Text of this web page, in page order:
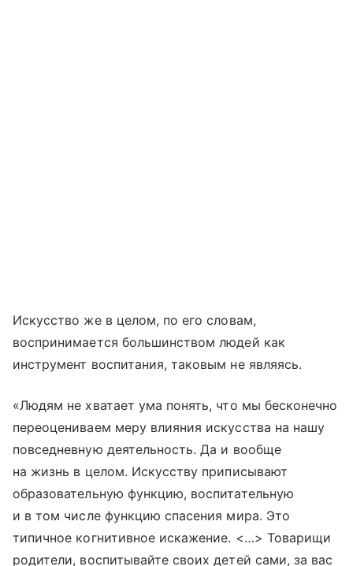
Искусство же в целом, по его словам,
воспринимается большинством людей как
инструмент воспитания, таковым не являясь.
«Людям не хватает ума понять, что мы бесконечно
переоцениваем меру влияния искусства на нашу
повседневную деятельность. Да и вообще
на жизнь в целом. Искусству приписывают
образовательную функцию, воспитательную
и в том числе функцию спасения мира. Это
типичное когнитивное искажение. <…> Товарищи
родители, воспитывайте своих детей сами, за вас